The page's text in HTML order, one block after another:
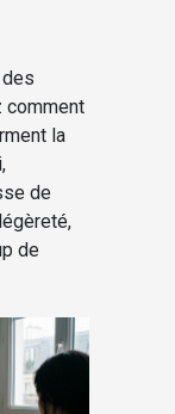
comment
la
de
de